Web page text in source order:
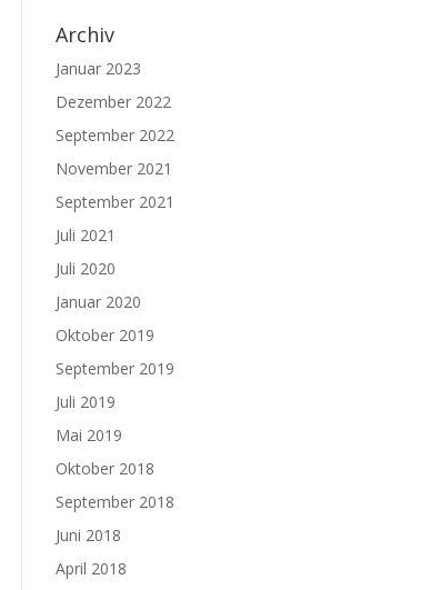
Archiv
Januar 2023
Dezember 2022
September 2022
November 2021
September 2021
Juli 2021
Juli 2020
Januar 2020
Oktober 2019
September 2019
Juli 2019
Mai 2019
Oktober 2018
September 2018
Juni 2018
April 2018